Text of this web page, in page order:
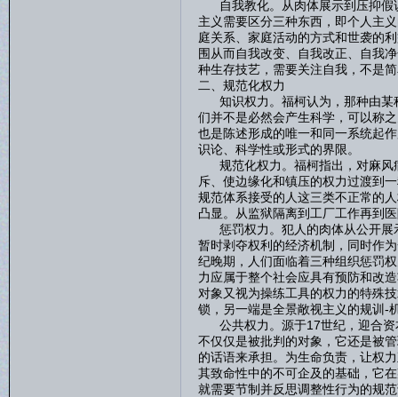
自我教化。从肉体展示到压抑假
主义需要区分三种东西，即个人主
庭关系、家庭活动的方式和世袭的
围从而自我改变、自我改正、自我
种生存技艺，需要关注自我，不是
二、规范化权力
知识权力。福柯认为，那种由某
们并不是必然会产生科学，可以称
也是陈述形成的唯一和同一系统起
识论、科学性或形式的界限。
规范化权力。福柯指出，对麻风
斥、使边缘化和镇压的权力过渡到
规范体系接受的人这三类不正常的
凸显。从监狱隔离到工厂工作再到
惩罚权力。犯人的肉体从公开展
暂时剥夺权利的经济机制，同时作
纪晚期，人们面临着三种组织惩罚
力应属于整个社会应具有预防和改
对象又视为操练工具的权力的特殊
锁，另一端是全景敞视主义的规训-
公共权力。源于17世纪，迎合资
不仅仅是被批判的对象，它还是被
的话语来承担。为生命负责，让权
其致命性中的不可企及的基础，它
就需要节制并反思调整性行为的规